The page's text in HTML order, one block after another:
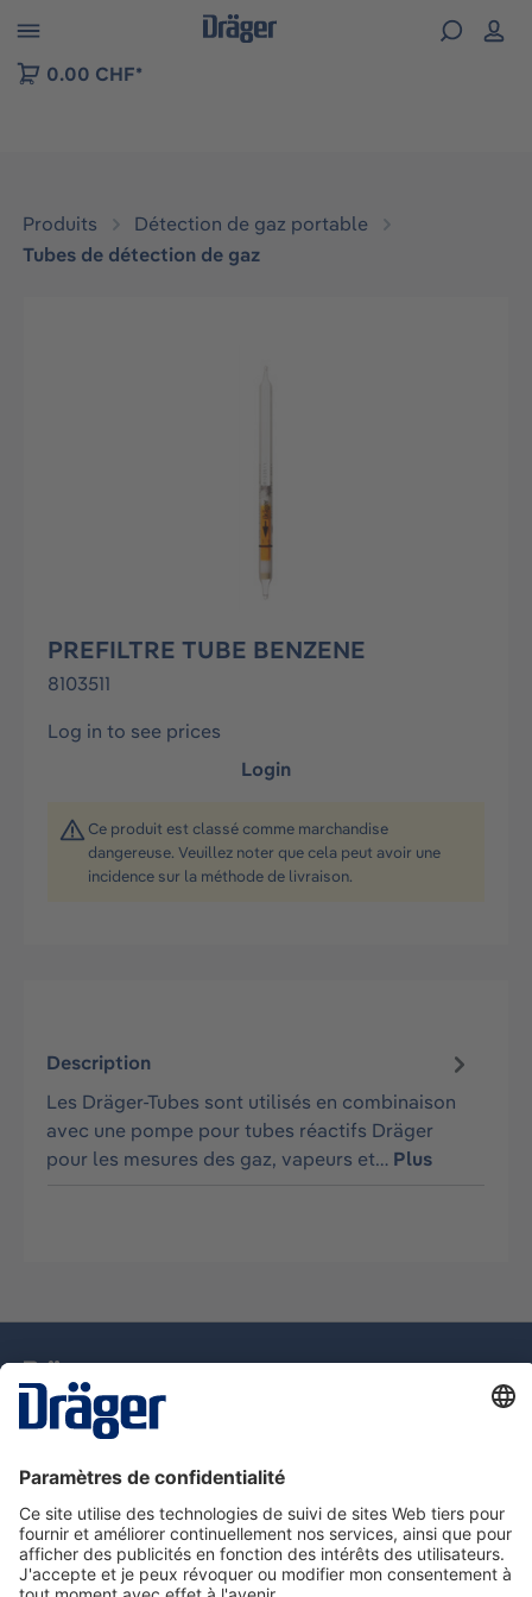
to B2B platform navigation
0.00 CHF*
Produits
Détection de gaz portable
Tubes de détection de gaz
PREFILTRE TUBE BENZENE
8103511
Log in to see prices
Login
Ce produit est classé comme marchandise
dangereuse. Veuillez noter que cela peut avoir une
incidence sur la méthode de livraison.
Description
Les Dräger-Tubes sont utilisés en combinaison
avec une pompe pour tubes réactifs Dräger
pour les mesures des gaz, vapeurs et… Plus
pour la vie
Assistance téléphonique
A propos de Dräger
Information